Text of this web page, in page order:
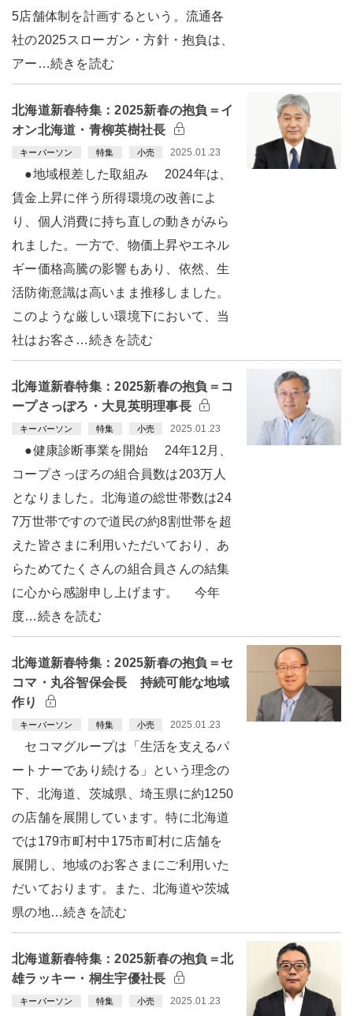
5店舗体制を計画するという。流通各
社の2025スローガン・方針・抱負は、
アー…続きを読む
北海道新春特集：2025新春の抱負＝イ
オン北海道・青柳英樹社長
キーパーソン 特集 小売 2025.01.23
●地域根差した取組み 2024年は、
賃金上昇に伴う所得環境の改善によ
り、個人消費に持ち直しの動きがみら
れました。一方で、物価上昇やエネル
ギー価格高騰の影響もあり、依然、生
活防衛意識は高いまま推移しました。
このような厳しい環境下において、当
社はお客さ…続きを読む
北海道新春特集：2025新春の抱負＝コ
ープさっぽろ・大見英明理事長
キーパーソン 特集 小売 2025.01.23
●健康診断事業を開始 24年12月、
コープさっぽろの組合員数は203万人
となりました。北海道の総世帯数は24
7万世帯ですので道民の約8割世帯を超
えた皆さまに利用いただいており、あ
らためてたくさんの組合員さんの結集
に心から感謝申し上げます。 今年
度…続きを読む
北海道新春特集：2025新春の抱負＝セ
コマ・丸谷智保会長 持続可能な地域
作り
キーパーソン 特集 小売 2025.01.23
セコマグループは「生活を支えるパ
ートナーであり続ける」という理念の
下、北海道、茨城県、埼玉県に約1250
の店舗を展開しています。特に北海道
では179市町村中175市町村に店舗を
展開し、地域のお客さまにご利用いた
だいております。また、北海道や茨城
県の地…続きを読む
北海道新春特集：2025新春の抱負＝北
雄ラッキー・桐生宇優社長
キーパーソン 特集 小売 2025.01.23